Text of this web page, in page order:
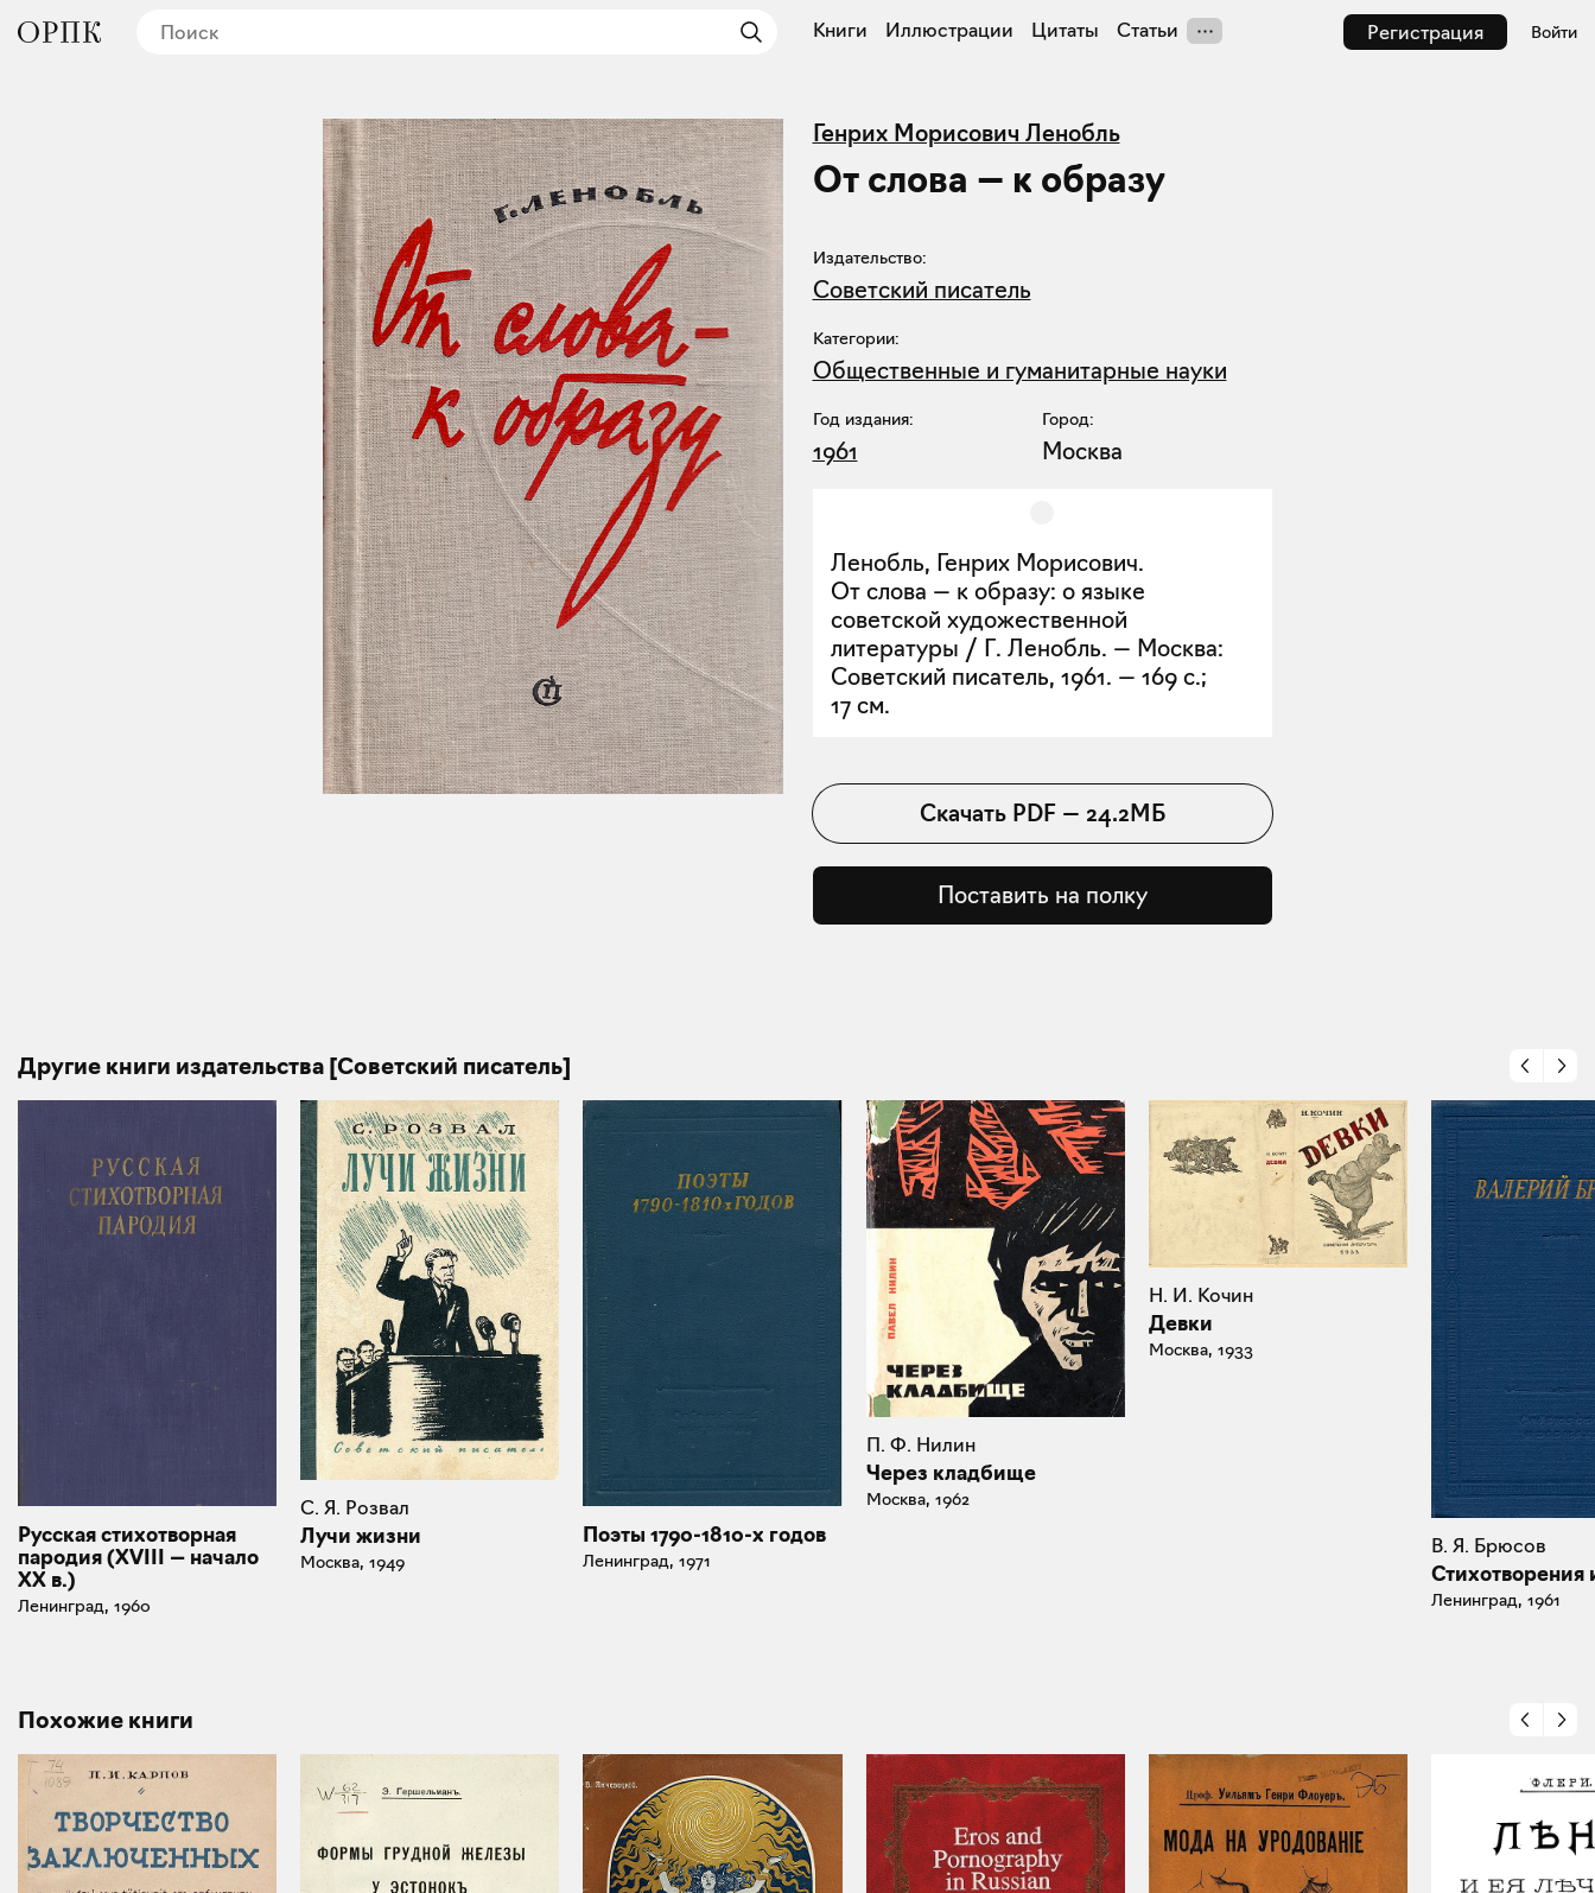
Регистрация Войти
Книги Иллюстрации Цитаты Статьи
Генрих Морисович Ленобль
От слова — к образу
Издательство:
Советский писатель
Категории:
Общественные и гуманитарные науки
Год издания:
1961
Город:
Москва
Ленобль, Генрих Морисович.
От слова — к образу: о языке
советской художественной
литературы / Г. Ленобль. — Москва:
Советский писатель, 1961. — 169 с.;
17 см.
Скачать PDF— 24.2МБ
Поставить на полку
Другие книги издательства [Советский писатель]
Русская стихотворная
пародия (XVIII — начало
XX в.)
Ленинград, 1960
С. Я. Розвал
Лучи жизни
Москва, 1949
Поэты 1790-1810-х годов
Ленинград, 1971
П. Ф. Нилин
Через кладбище
Москва, 1962
Н. И. Кочин
Девки
Москва, 1933
В. Я. Брюсов
Стихотворения
Ленинград, 1961
Похожие книги